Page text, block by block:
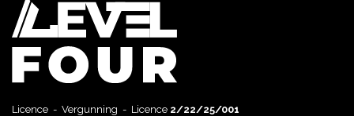
Licence - Vergunning - Licence 2/22/25/001